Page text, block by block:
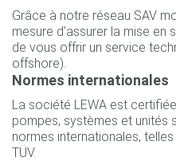
Grâce à notre réseau SAV
mesure d’assurer la mise
de vous offrir un service
offshore).
Normes internationales
La société LEWA est
pompes, systèmes et unités
normes internationales,
TÜV.